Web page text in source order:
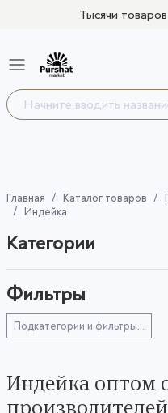
Тысячи
Главная Каталог товаров
Индейка
Категории
Фильтры
Подкатегории и фильтры...
Индейка оптом